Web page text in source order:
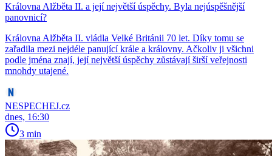
Královna Alžběta II. a její největší úspěchy. Byla nejúspěšnější
panovnicí?
Královna Alžběta II. vládla Velké Británii 70 let. Díky tomu se
zařadila mezi nejdéle panující krále a královny. Ačkoliv ji všichni
podle jména znají, její největší úspěchy zůstávají širší veřejnosti
mnohdy utajené.
NESPECHEJ.cz
dnes, 16:30
3 min